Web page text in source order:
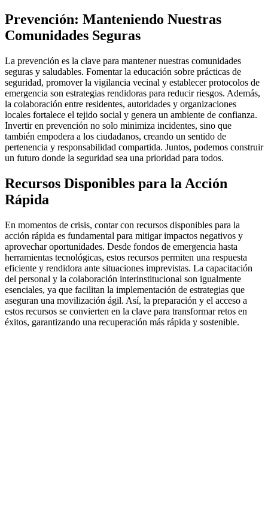
Prevención: Manteniendo Nuestras
Comunidades Seguras
La prevención es la clave para mantener nuestras comunidades
seguras y saludables. Fomentar la educación sobre prácticas de
seguridad, promover la vigilancia vecinal y establecer protocolos de
emergencia son estrategias rendidoras para reducir riesgos. Además,
la colaboración entre residentes, autoridades y organizaciones
locales fortalece el tejido social y genera un ambiente de confianza.
Invertir en prevención no solo minimiza incidentes, sino que
también empodera a los ciudadanos, creando un sentido de
pertenencia y responsabilidad compartida. Juntos, podemos construir
un futuro donde la seguridad sea una prioridad para todos.
Recursos Disponibles para la Acción
Rápida
En momentos de crisis, contar con recursos disponibles para la
acción rápida es fundamental para mitigar impactos negativos y
aprovechar oportunidades. Desde fondos de emergencia hasta
herramientas tecnológicas, estos recursos permiten una respuesta
eficiente y rendidora ante situaciones imprevistas. La capacitación
del personal y la colaboración interinstitucional son igualmente
esenciales, ya que facilitan la implementación de estrategias que
aseguran una movilización ágil. Así, la preparación y el acceso a
estos recursos se convierten en la clave para transformar retos en
éxitos, garantizando una recuperación más rápida y sostenible.